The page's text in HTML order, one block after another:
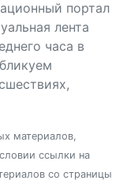
портал
лента
часа в
материалов,
ссылки на
со страницы